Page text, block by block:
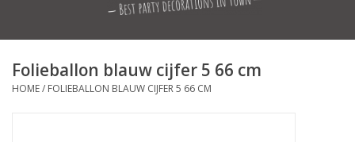
Folie ballonnen
Verjaardag thema's
Folieballon blauw cijfer 5 66 cm
HOME/ FOLIEBALLON BLAUW CIJFER 5 66 CM